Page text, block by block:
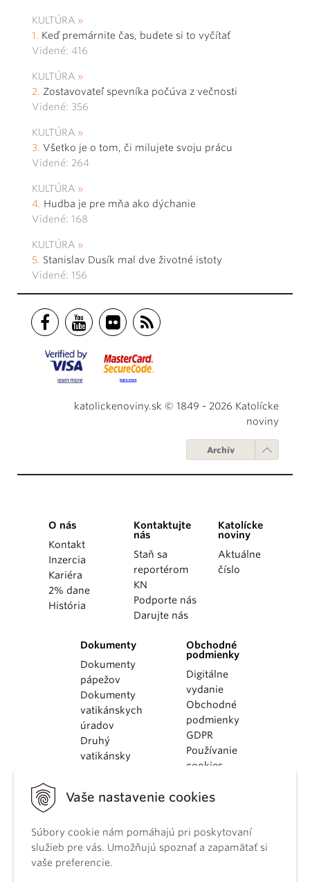
Vaše nastavenie cookies
Súbory cookie nám pomáhajú pri poskytovaní
služieb pre vás. Umožňujú spoznať a zapamätať si
vaše preferencie.
KULTÚRA
Keď premárnite čas, budete si to vyčítať
Videné: 416
KULTÚRA
Zostavovateľ spevníka počúva z večnosti
Videné: 356
KULTÚRA
Všetko je o tom, či milujete svoju prácu
Videné: 264
KULTÚRA
Hudba je pre mňa ako dýchanie
Videné: 168
KULTÚRA
Stanislav Dusík mal dve životné istoty
Videné: 156
katolickenoviny.sk © 1849 - 2026 Katolícke
noviny
Archív
O nás
Kontakt
Inzercia
Kariéra
2% dane
História
Kontaktujte
nás
Staň sa
reportérom
KN
Podporte nás
Darujte nás
Katolícke
noviny
Aktuálne
číslo
Dokumenty
Dokumenty
pápežov
Dokumenty
vatikánskych
úradov
Druhý
vatikánsky
KBS
kánonického
práva
Katechizmus
Obchodné
podmienky
Digitálne
vydanie
Obchodné
podmienky
GDPR
Používanie
cookies